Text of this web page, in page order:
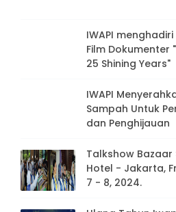
IWAPI
Film Dokumenter
25 Shining Years"
IWAPI
Sampah Untuk
dan Penghijauan
Talkshow
Hotel - Jakarta,
7 - 8, 2024.